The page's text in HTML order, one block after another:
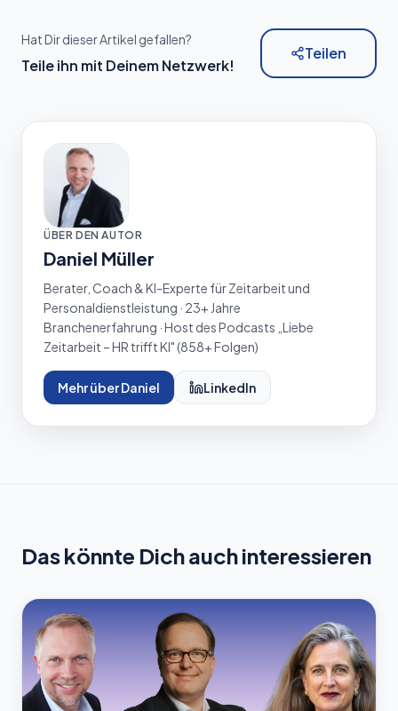
Hat Dir dieser Artikel gefallen?
Teile ihn mit Deinem Netzwerk!
Teilen
ÜBER DEN AUTOR
Daniel Müller
Berater, Coach & KI-Experte für Zeitarbeit und
Personaldienstleistung · 23+ Jahre
Branchenerfahrung · Host des Podcasts „Liebe
Zeitarbeit – HR trifft KI" (858+ Folgen)
Mehr über Daniel LinkedIn
Das könnte Dich auch interessieren